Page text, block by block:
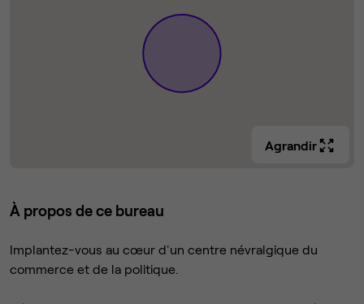
Agrandir
À propos de ce bureau
Implantez-vous au cœur d'un centre névralgique du
commerce et de la politique.